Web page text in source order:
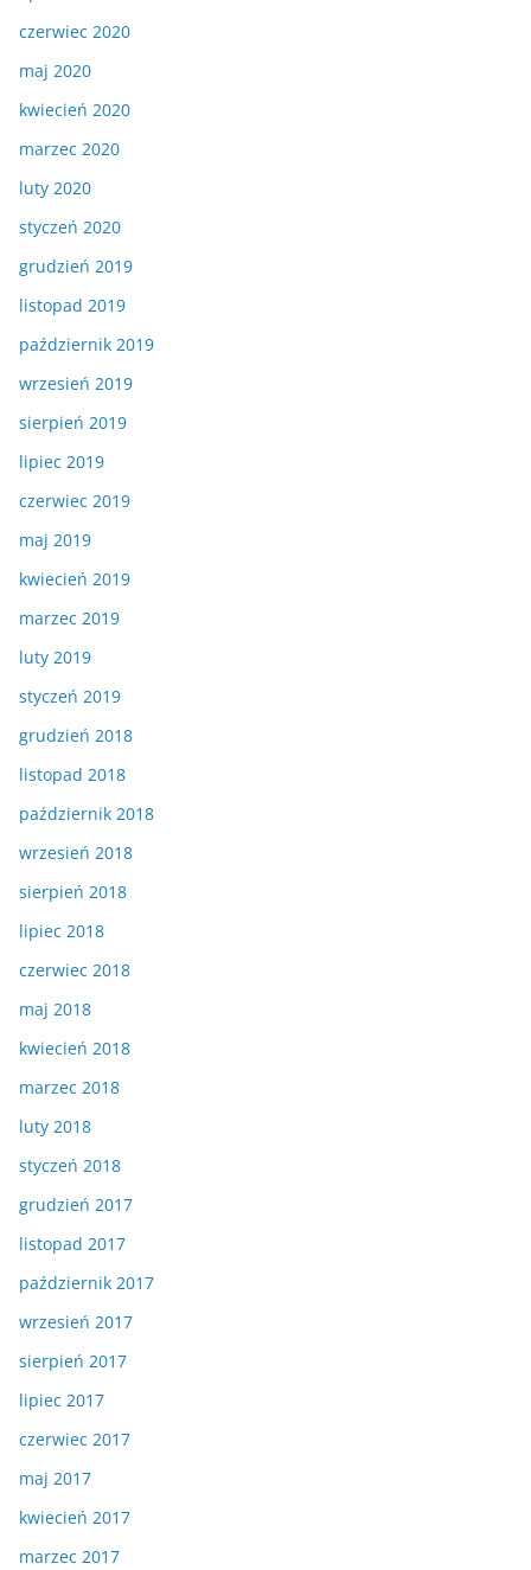
czerwiec 2020
maj 2020
kwiecień 2020
marzec 2020
luty 2020
styczeń 2020
grudzień 2019
listopad 2019
październik 2019
wrzesień 2019
sierpień 2019
lipiec 2019
czerwiec 2019
maj 2019
kwiecień 2019
marzec 2019
luty 2019
styczeń 2019
grudzień 2018
listopad 2018
październik 2018
wrzesień 2018
sierpień 2018
lipiec 2018
czerwiec 2018
maj 2018
kwiecień 2018
marzec 2018
luty 2018
styczeń 2018
grudzień 2017
listopad 2017
październik 2017
wrzesień 2017
sierpień 2017
lipiec 2017
czerwiec 2017
maj 2017
kwiecień 2017
marzec 2017